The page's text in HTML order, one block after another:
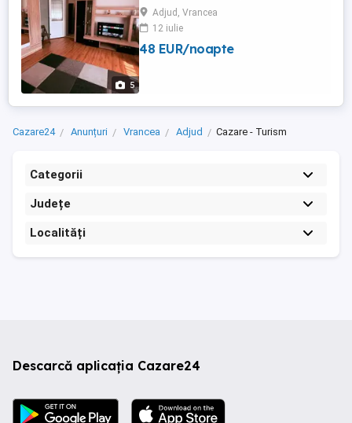
5
Adjud, Vrancea
12 iulie
48 EUR/noapte
Cazare24 Anunțuri Vrancea Adjud Cazare - Turism
Categorii
Județe
Localități
Descarcă aplicația Cazare24